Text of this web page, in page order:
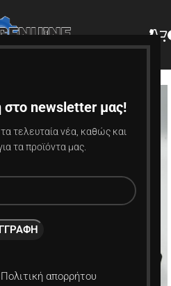
στο newsletter μας!
τελευταία νέα, καθώς και
τα προϊόντα μας.
Πολιτική απορρήτου